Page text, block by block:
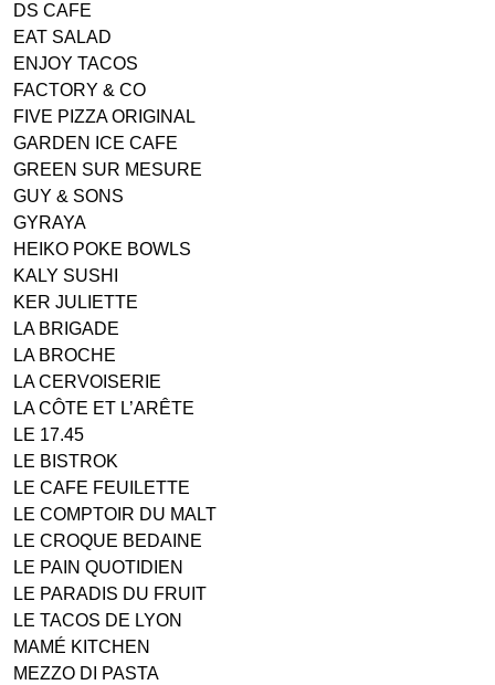
DS CAFE
EAT SALAD
ENJOY TACOS
FACTORY & CO
FIVE PIZZA ORIGINAL
GARDEN ICE CAFE
GREEN SUR MESURE
GUY & SONS
GYRAYA
HEIKO POKE BOWLS
KALY SUSHI
KER JULIETTE
LA BRIGADE
LA BROCHE
LA CERVOISERIE
LA CÔTE ET L’ARÊTE
LE 17.45
LE BISTROK
LE CAFE FEUILETTE
LE COMPTOIR DU MALT
LE CROQUE BEDAINE
LE PAIN QUOTIDIEN
LE PARADIS DU FRUIT
LE TACOS DE LYON
MAMÉ KITCHEN
MEZZO DI PASTA